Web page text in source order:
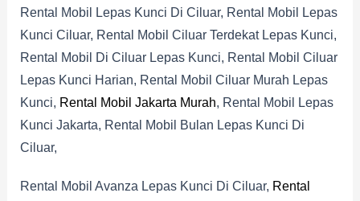
Rental Mobil Lepas Kunci Di Ciluar, Rental Mobil Lepas
Kunci Ciluar, Rental Mobil Ciluar Terdekat Lepas Kunci,
Rental Mobil Di Ciluar Lepas Kunci, Rental Mobil Ciluar
Lepas Kunci Harian, Rental Mobil Ciluar Murah Lepas
Kunci, Rental Mobil Jakarta Murah, Rental Mobil Lepas
Kunci Jakarta, Rental Mobil Bulan Lepas Kunci Di
Ciluar,
Rental Mobil Avanza Lepas Kunci Di Ciluar, Rental